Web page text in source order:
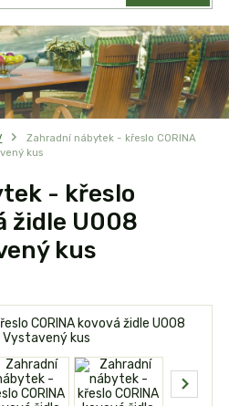
Zahradní nábytek - křeslo CORINA
kus
- křeslo
židle U008
kus